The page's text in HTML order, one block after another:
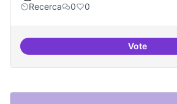
Recerca
0 0
Vote